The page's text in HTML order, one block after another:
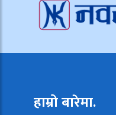
हाम्रो बारेमा.